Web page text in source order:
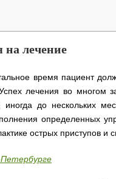
лечение
время пациент
лечения во многом
до нескольких
определенных
острых приступов и